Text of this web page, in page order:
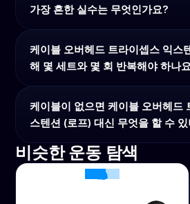
가장 흔한 실수는 무엇인가요?
케이블 오버헤드 트라이셉스 익스
해 몇 세트와 몇 회 반복해야 하나
케이블이 없으면 케이블 오버헤드
스텐션 (로프) 대신 무엇을 할 수
비슷한 운동 탐색